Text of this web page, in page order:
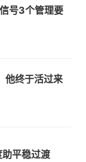
号3个管理要
他终于活过来
平稳过渡